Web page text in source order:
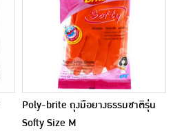
Poly-brite ถุงมือยางธรรมชาติรุ่น
Softy Size M